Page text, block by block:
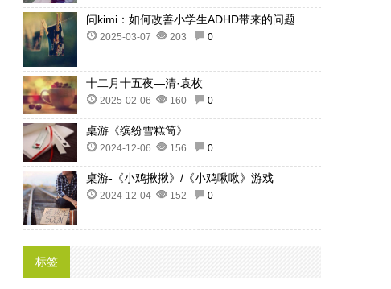
问kimi：如何改善小学生ADHD带来的问题
2025-03-07 203 0
十二月十五夜—清·袁枚
2025-02-06 160 0
桌游《缤纷雪糕筒》
2024-12-06 156 0
桌游-《小鸡揪揪》/《小鸡啾啾》游戏
2024-12-04 152 0
标签